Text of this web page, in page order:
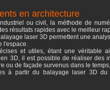
en architecture
ou civil, la méthode de
résultats rapides avec le meilleur
laser 3D permettent une
l'espace.
et utiles, étant une véritable
3D, il est possible de réaliser
ou de façade survenus dans le temps.
à partir du balayage laser 3D